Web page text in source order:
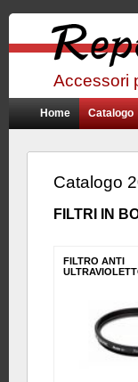
Accessori
Home Catalogo
Catalogo
FILTRI IN
FILTRO ANTI